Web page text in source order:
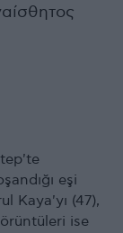
eşi
Kaya'yı (47),
ise